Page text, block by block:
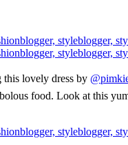
lovely dress by
food. Look at this